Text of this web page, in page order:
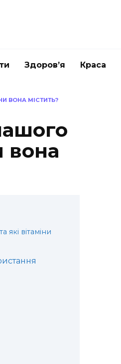
Здоров’я Краса
ВОНА МІСТИТЬ?
вона
вітаміни